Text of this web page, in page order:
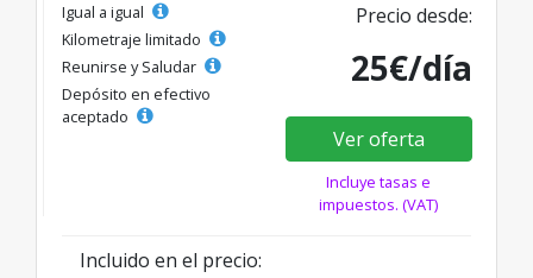
Igual a igual
Kilometraje limitado
Reunirse y Saludar
Depósito en efectivo
aceptado
Precio desde:
25€/día
Ver oferta
Incluye tasas e
impuestos. (VAT)
Incluido en el precio: